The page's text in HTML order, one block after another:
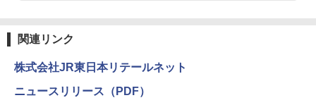
ENDLESS BASE 《めざましテレビで紹介》
テント ワンタッチ RENEW 幅200 2-3人用 43
500002(88859)
BUNDOK(バンドック)ソロ ドーム 1 EX BDK
-08EX カーキ ソロキャンプ ポリエステル フ
レーム ドーム型 テント
関連リンク
株式会社JR東日本リテールネット
ニュースリリース（PDF）